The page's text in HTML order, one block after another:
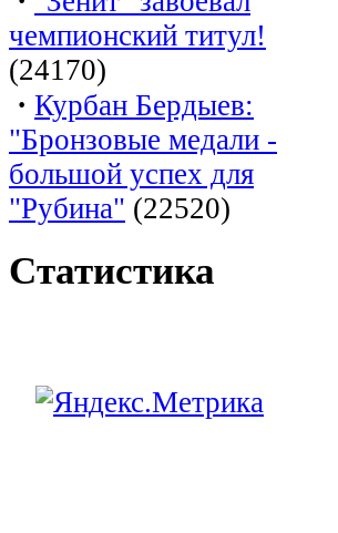
чемпионский титул!
(24170)
· Курбан Бердыев:
"Бронзовые медали -
большой успех для
"Рубина" (22520)
Статистика